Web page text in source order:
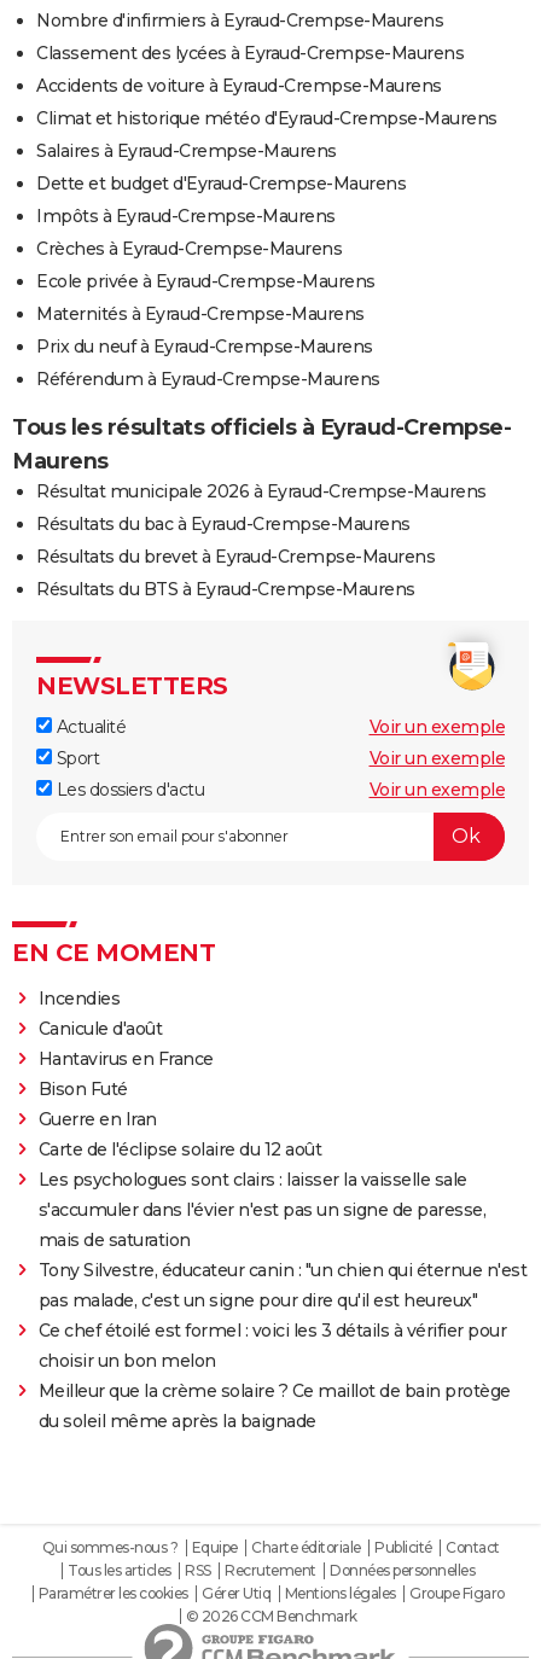
Nombre d'infirmiers à Eyraud-Crempse-Maurens
Classement des lycées à Eyraud-Crempse-Maurens
Accidents de voiture à Eyraud-Crempse-Maurens
Climat et historique météo d'Eyraud-Crempse-Maurens
Salaires à Eyraud-Crempse-Maurens
Dette et budget d'Eyraud-Crempse-Maurens
Impôts à Eyraud-Crempse-Maurens
Crèches à Eyraud-Crempse-Maurens
Ecole privée à Eyraud-Crempse-Maurens
Maternités à Eyraud-Crempse-Maurens
Prix du neuf à Eyraud-Crempse-Maurens
Référendum à Eyraud-Crempse-Maurens
Tous les résultats officiels à Eyraud-Crempse-
Maurens
Résultat municipale 2026 à Eyraud-Crempse-Maurens
Résultats du bac à Eyraud-Crempse-Maurens
Résultats du brevet à Eyraud-Crempse-Maurens
Résultats du BTS à Eyraud-Crempse-Maurens
NEWSLETTERS
Actualité
Voir un exemple
Sport
Voir un exemple
Les dossiers d'actu
Voir un exemple
EN CE MOMENT
Incendies
Canicule d'août
Hantavirus en France
Bison Futé
Guerre en Iran
Carte de l'éclipse solaire du 12 août
Les psychologues sont clairs : laisser la vaisselle sale
s'accumuler dans l'évier n'est pas un signe de paresse,
mais de saturation
Tony Silvestre, éducateur canin : "un chien qui éternue n'est
pas malade, c'est un signe pour dire qu'il est heureux"
Ce chef étoilé est formel : voici les 3 détails à vérifier pour
choisir un bon melon
Meilleur que la crème solaire ? Ce maillot de bain protège
du soleil même après la baignade
Qui sommes-nous ? Equipe Charte éditoriale Publicité
Contact
Tous les articles
RSS Recrutement
Données personnelles
Paramétrer les cookies
Gérer Utiq Mentions légales
Groupe Figaro
© 2026 CCM Benchmark